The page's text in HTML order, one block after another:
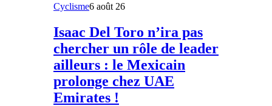
Cyclisme6 août 26
Isaac Del Toro n’ira pas
chercher un rôle de leader
ailleurs : le Mexicain
prolonge chez UAE
Emirates !